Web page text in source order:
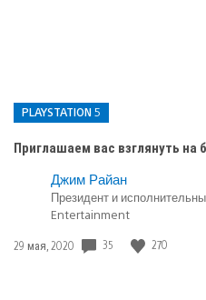
PLAYSTATION 5
Приглашаем вас взглянуть на
Опубликовано
PlayStation
5
Джим Райан
Президент и
Entertainment
Дата
29 мая, 2020 35 270